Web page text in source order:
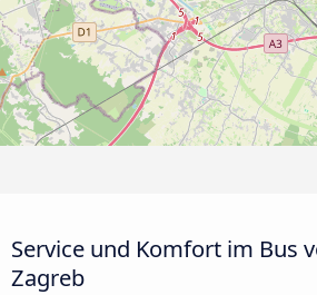
Service und Komfort im Bus
Zagreb